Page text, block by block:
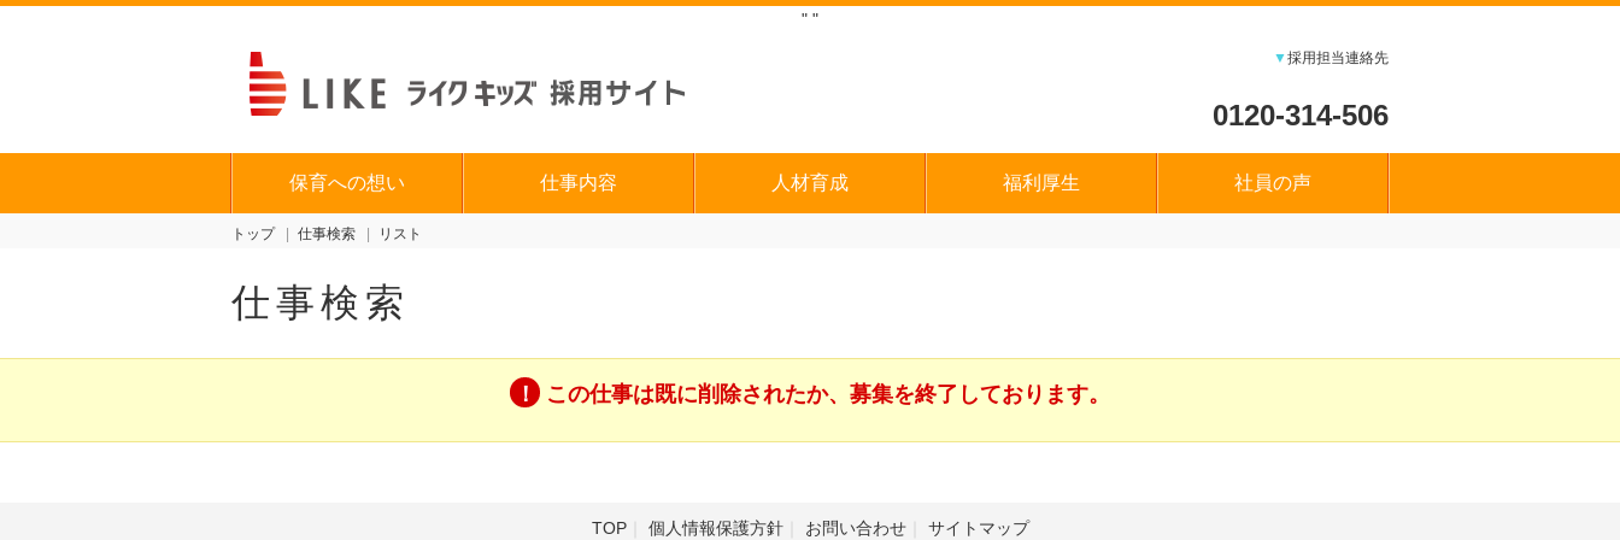
" "
▼採用担当連絡先
0120-314-506
保育への想い 仕事内容 人材育成 福利厚生 社員の声
トップ 仕事検索 リスト
仕事検索
この仕事は既に削除されたか、募集を終了しております。
TOP 個人情報保護方針 お問い合わせ サイトマップ